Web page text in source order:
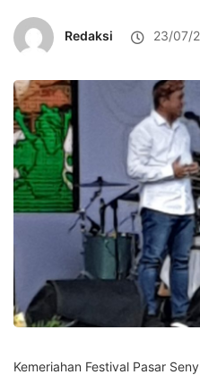
Redaksi 23/07/
Kemeriahan Festival Pasar